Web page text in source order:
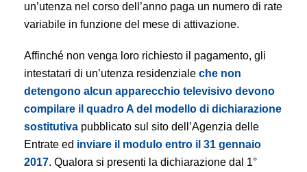
un’utenza nel corso dell’anno paga un numero di rate
variabile in funzione del mese di attivazione.
Affinché non venga loro richiesto il pagamento, gli
intestatari di un’utenza residenziale che non
detengono alcun apparecchio televisivo devono
compilare il quadro A del modello di dichiarazione
sostitutiva pubblicato sul sito dell’Agenzia delle
Entrate ed inviare il modulo entro il 31 gennaio
2017. Qualora si presenti la dichiarazione dal 1°